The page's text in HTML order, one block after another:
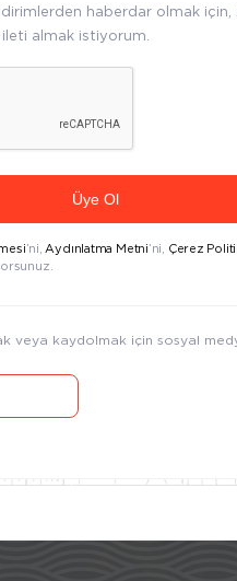
haberdar olmak için,
almak istiyorum.
Üye Ol
’ni, Aydınlatma Metni’ni, Çerez
veya kaydolmak için sosyal